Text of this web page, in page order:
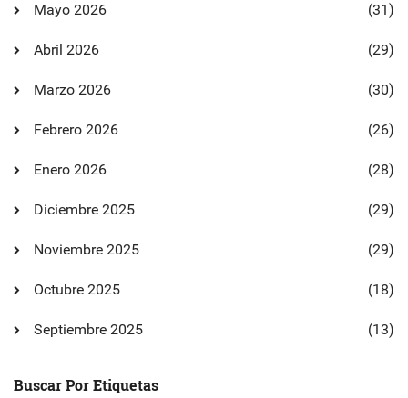
Mayo 2026 (31)
Abril 2026 (29)
Marzo 2026 (30)
Febrero 2026 (26)
Enero 2026 (28)
Diciembre 2025 (29)
Noviembre 2025 (29)
Octubre 2025 (18)
Septiembre 2025 (13)
Buscar Por Etiquetas